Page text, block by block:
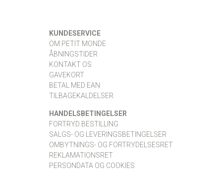
KUNDESERVICE
OM PETIT MONDE
ÅBNINGSTIDER
KONTAKT OS
GAVEKORT
BETAL MED EAN
TILBAGEKALDELSER
HANDELSBETINGELSER
FORTRYD BESTILLING
SALGS- OG LEVERINGSBETINGELSER
OMBYTNINGS- OG FORTRYDELSESRET
REKLAMATIONSRET
PERSONDATA OG COOKIES